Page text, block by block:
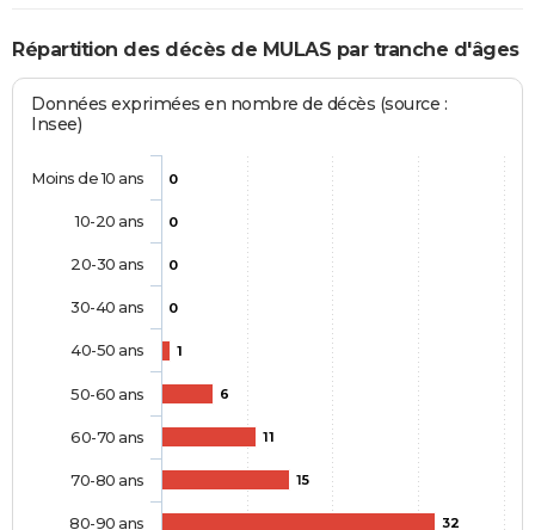
Répartition des décès de MULAS par tranche d'âges
Données exprimées en nombre de décès (source :
Insee)
0
0
0
0
1
6
11
15
32
Moins de 10 ans
10-20 ans
20-30 ans
30-40 ans
40-50 ans
50-60 ans
60-70 ans
70-80 ans
80-90 ans